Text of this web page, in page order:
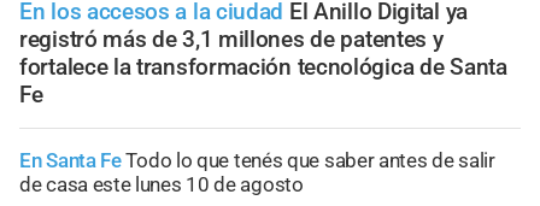
En los accesos a la ciudad El Anillo Digital ya
registró más de 3,1 millones de patentes y
fortalece la transformación tecnológica de Santa
Fe
En Santa FeTodo lo que tenés que saber antes de salir
de casa este lunes 10 de agosto